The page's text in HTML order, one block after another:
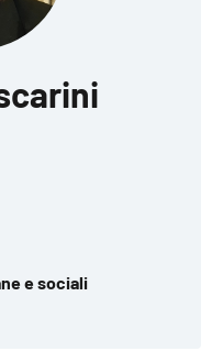
e sociali